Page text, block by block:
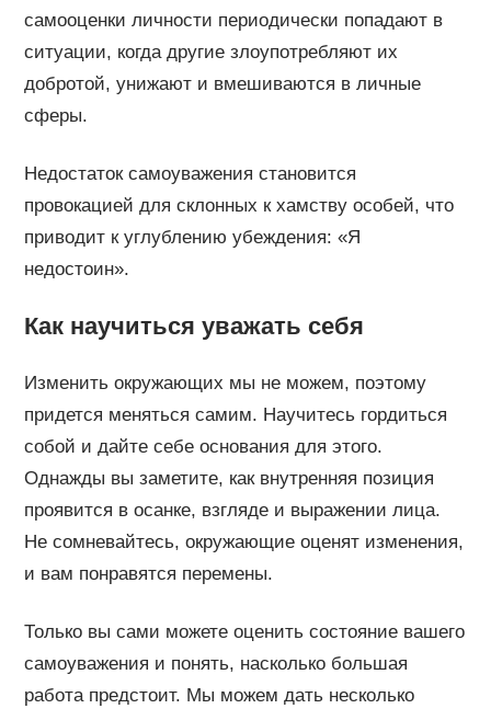
самооценки личности периодически попадают в
ситуации, когда другие злоупотребляют их
добротой, унижают и вмешиваются в личные
сферы.
Недостаток самоуважения становится
провокацией для склонных к хамству особей, что
приводит к углублению убеждения: «Я
недостоин».
Как научиться уважать себя
Изменить окружающих мы не можем, поэтому
придется меняться самим. Научитесь гордиться
собой и дайте себе основания для этого.
Однажды вы заметите, как внутренняя позиция
проявится в осанке, взгляде и выражении лица.
Не сомневайтесь, окружающие оценят изменения,
и вам понравятся перемены.
Только вы сами можете оценить состояние вашего
самоуважения и понять, насколько большая
работа предстоит. Мы можем дать несколько